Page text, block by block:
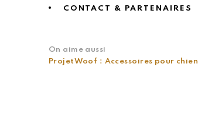
CONTACT & PARTENAIRES
On aime aussi
ProjetWoof : Accessoires pour chien